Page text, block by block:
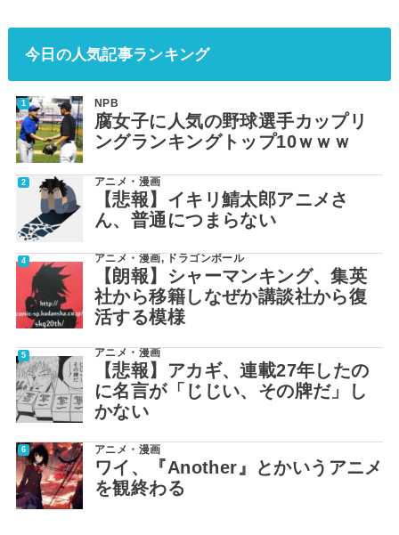
今日の人気記事ランキング
NPB
腐女子に人気の野球選手カップリ
ングランキングトップ10ｗｗｗ
アニメ・漫画
【悲報】イキリ鯖太郎アニメさ
ん、普通につまらない
アニメ・漫画, ドラゴンボール
【朗報】シャーマンキング、集英
社から移籍しなぜか講談社から復
活する模様
アニメ・漫画
【悲報】アカギ、連載27年したの
に名言が「じじい、その牌だ」し
かない
アニメ・漫画
ワイ、『Another』とかいうアニメ
を観終わる